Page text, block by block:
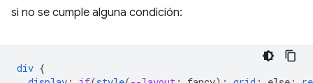
si no se cumple alguna condición:
div {